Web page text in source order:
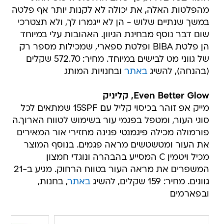
מהפלטות האלה, את יכולה לא לקנות יותר אף פלטה
במשך שנתיים שלוש - הן לא ייגמרו לך, ולא תצטרכי
שום דבר נוסף מבחינת הגיוון. האהובות עלי במיוחד
הן פלטת BIBA ופלטת ספארי, שמכילות מספר רק
של גווני מט לבישים במיוחד. מחיר: 572.70 שקלים
(בהנחה), להשיגבאתר ובחנויות המותג
Even Better Glow, קליניק
מייק אפ זוהר בכיסוי קליל עם 15SPF שמתאים לכל
סוגי העור, ומטפל בפגמי עור בשימוש לטווח הארוך.ה
פורמולה מכילה פיגמנטי פנינה מחזירי אור המאירים
את העור ומטשטשים מראה פגמים. בנוסף המוצר
מכיל ויטמין C המסייע בהבהרה ונוגדי חמצון
המשפרים את מראה העור בטווח הרחוק. מגיע ב-21
גוונים. מחיר: 159 שקלים, להשיג
באתר, בחנות,
ובפארמים